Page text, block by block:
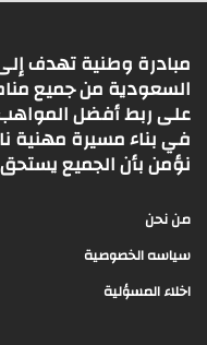
مبادرة وطنية تهدف
السعودية من جميع
على ربط أفضل
في بناء مسيرة مهنية
نؤمن بأن الجميع
من نحن
سياسه الخصوصية
اخلاء المسؤلية